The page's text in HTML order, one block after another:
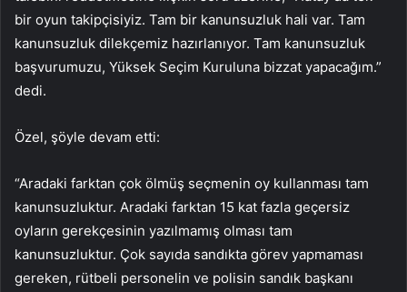
bir oyun takipçisiyiz. Tam bir kanunsuzluk hali var. Tam
kanunsuzluk dilekçemiz hazırlanıyor. Tam kanunsuzluk
başvurumuzu, Yüksek Seçim Kuruluna bizzat yapacağım.”
dedi.
Özel, şöyle devam etti:
“Aradaki farktan çok ölmüş seçmenin oy kullanması tam
kanunsuzluktur. Aradaki farktan 15 kat fazla geçersiz
oyların gerekçesinin yazılmamış olması tam
kanunsuzluktur. Çok sayıda sandıkta görev yapmaması
gereken, rütbeli personelin ve polisin sandık başkanı